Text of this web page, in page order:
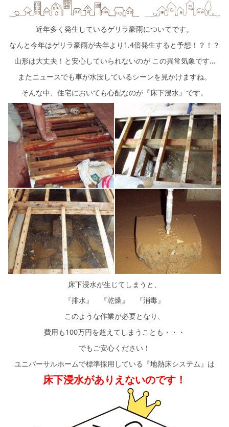
モデルハウス 検索・見学予約
キャンペーン・ コラボ情報
家づくりの知識
企業情報
お問い合わせ
近年多く発生しているゲリラ豪雨についてです。
なんと今年はゲリラ豪雨が去年より1.4倍発生すると予想！？！？
山形は大丈夫！と安心していられないのが この異常気象です…
またニュースでも車が水没しているシーンを見かけますね。
そんな中、住宅においても心配なのが『床下浸水』です。
床下浸水が生じてしまうと、
『排水』 『乾燥』 『消毒』
このような作業が必要となり、
費用も100万円を超えてしまうことも・・・
でもご安心ください！
ユニバーサルホームで標準採用している『地熱床システム』は
床下浸水がありえないのです！